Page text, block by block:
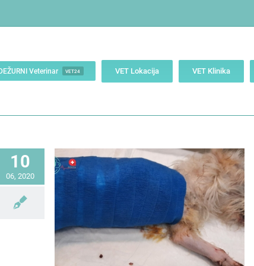
Veterinar VET24 VET Lokacija VET Klinika
10
06, 2020